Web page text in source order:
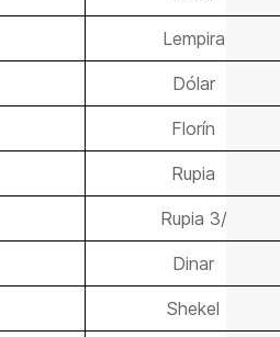
Lempira
Dólar
Florín
Rupia
Rupia 3/
Dinar
Shekel